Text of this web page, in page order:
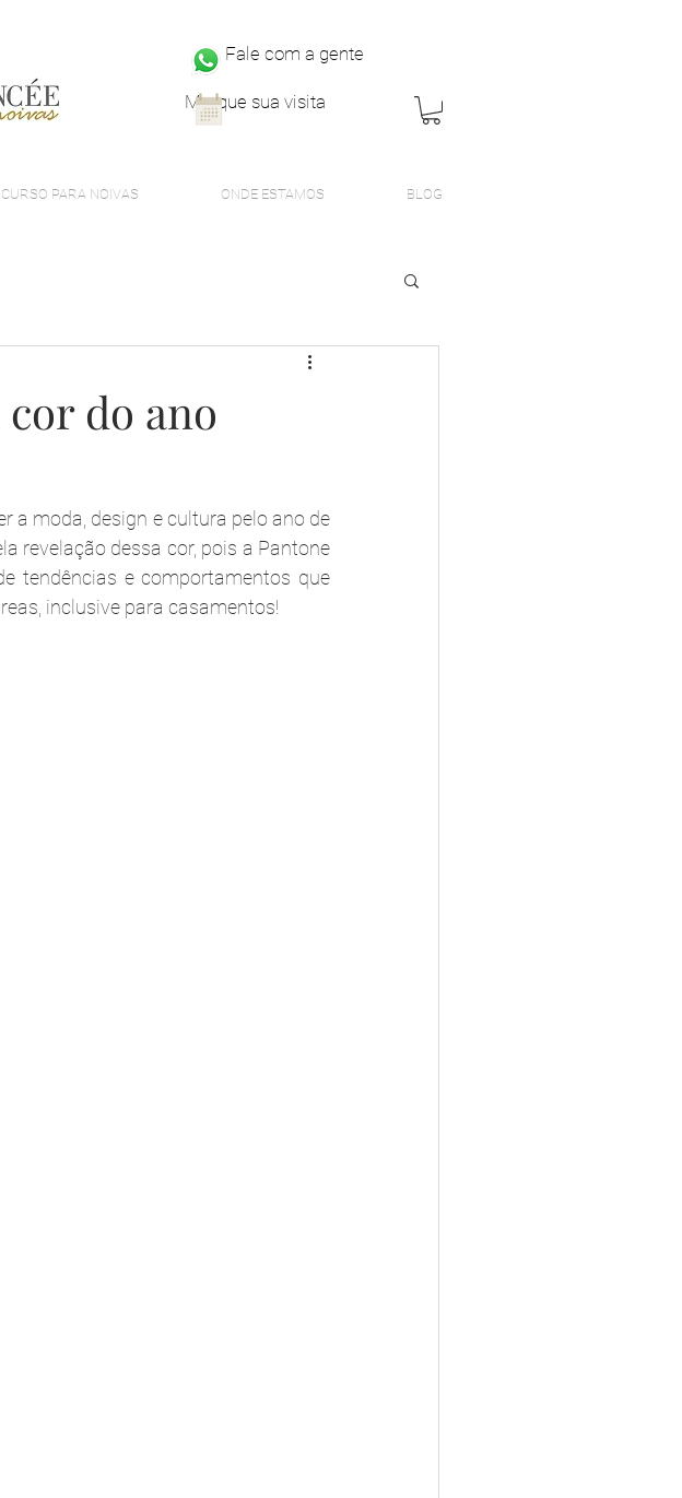
Fale com a gente
Marque sua visita
CURSO PARA NOIVAS ONDE ESTAMOS BLOG
do ano
a moda, design e cultura pelo ano de
revelação dessa cor, pois a Pantone
tendências e comportamentos que
inclusive para casamentos!